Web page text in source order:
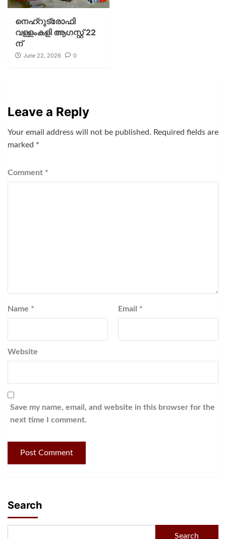
നെഹ്റുട്രോഫി
വള്ളംകളി ആഗസ്റ്റ് 22
ന്
June 22, 2026 0
Leave a Reply
Your email address will not be published. Required fields are
marked *
Comment *
Name * Email *
Website
Save my name, email, and website in this browser for the
next time I comment.
Search
Search